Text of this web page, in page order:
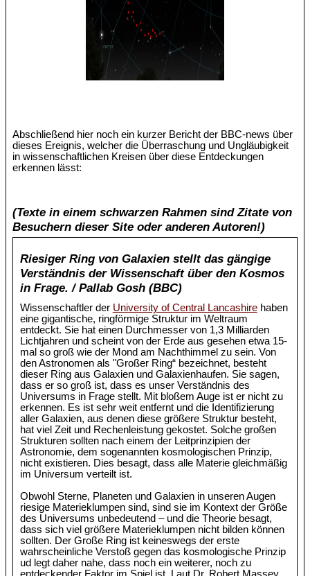
Abschließend hier noch ein kurzer Bericht der BBC-news über
dieses Ereignis, welcher die Überraschung und Ungläubigkeit
in wissenschaftlichen Kreisen über diese Entdeckungen
erkennen lässt:
(Texte in einem schwarzen Rahmen sind Zitate von
Besuchern dieser Site oder anderen Autoren!)
Riesiger Ring von Galaxien stellt das gängige
Verständnis der Wissenschaft über den Kosmos
in Frage. / Pallab Gosh (BBC)
Wissenschaftler der University of Central Lancashirehaben
eine gigantische, ringförmige Struktur im Weltraum
entdeckt. Sie hat einen Durchmesser von 1,3 Milliarden
Lichtjahren und scheint von der Erde aus gesehen etwa 15-
mal so groß wie der Mond am Nachthimmel zu sein. Von
den Astronomen als "Großer Ring“ bezeichnet, besteht
dieser Ring aus Galaxien und Galaxienhaufen. Sie sagen,
dass er so groß ist, dass es unser Verständnis des
Universums in Frage stellt. Mit bloßem Auge ist er nicht zu
erkennen. Es ist sehr weit entfernt und die Identifizierung
aller Galaxien, aus denen diese größere Struktur besteht,
hat viel Zeit und Rechenleistung gekostet. Solche großen
Strukturen sollten nach einem der Leitprinzipien der
Astronomie, dem sogenannten kosmologischen Prinzip,
nicht existieren. Dies besagt, dass alle Materie gleichmäßig
im Universum verteilt ist.
Obwohl Sterne, Planeten und Galaxien in unseren Augen
riesige Materieklumpen sind, sind sie im Kontext der Größe
des Universums unbedeutend – und die Theorie besagt,
dass sich viel größere Materieklumpen nicht bilden können
sollten. Der Große Ring ist keineswegs der erste
wahrscheinliche Verstoß gegen das kosmologische Prinzip
ud legt daher nahe, dass noch ein weiterer, noch zu
entdeckender Faktor im Spiel ist. Laut Dr. Robert Massey,